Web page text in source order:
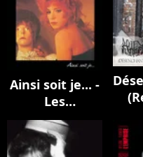
Ainsi soit je... -
Les
instrumentaux